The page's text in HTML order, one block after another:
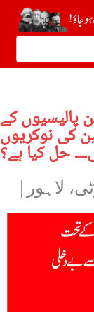
کے
کے 750 ملازمین کی نوکریوں
حل کیا ہے؟
لاہور|